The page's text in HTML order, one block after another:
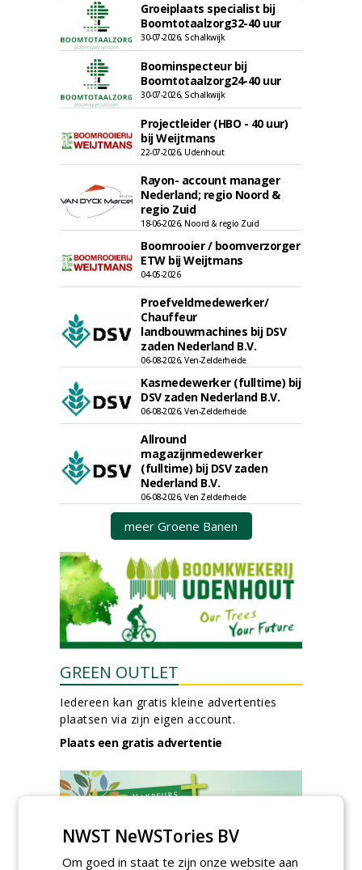
Groeiplaats specialist bij
Boomtotaalzorg32-40 uur
30-07-2026, Schalkwijk
Boominspecteur bij
Boomtotaalzorg24-40 uur
30-07-2026, Schalkwijk
Projectleider (HBO - 40 uur)
bij Weijtmans
22-07-2026, Udenhout
Rayon- account manager
Nederland; regio Noord &
regio Zuid
18-06-2026, Noord & regio Zuid
Boomrooier / boomverzorger
ETW bij Weijtmans
04-05-2026
Proefveldmedewerker/
Chauffeur
landbouwmachines bij DSV
zaden Nederland B.V.
06-08-2026, Ven-Zelderheide
Kasmedewerker (fulltime) bij
DSV zaden Nederland B.V.
06-08-2026, Ven-Zelderheide
Allround
magazijnmedewerker
(fulltime) bij DSV zaden
Nederland B.V.
06-08-2026, Ven Zelderheide
meer Groene Banen
GREEN OUTLET
Iedereen kan gratis kleine advertenties
plaatsen via zijn eigen account.
Plaats een gratis advertentie
NWST NeWSTories BV
Om goed in staat te zijn onze website aan